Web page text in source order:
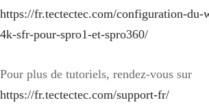
https://fr.tectectec.com/configuration-
4k-sfr-pour-spro1-et-spro360/
Pour plus de tutoriels, rendez-vous sur
https://fr.tectectec.com/support-fr/